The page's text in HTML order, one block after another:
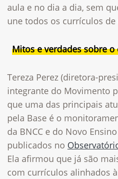
aula e no dia a dia, sem
une todos os currículos de
Mitos e verdades sobre
Tereza Perez (diretora-
integrante do Movimento
que uma das principais
pela Base é o
da BNCC e do Novo
publicados no
Ela afirmou que já são
com currículos alinhados à